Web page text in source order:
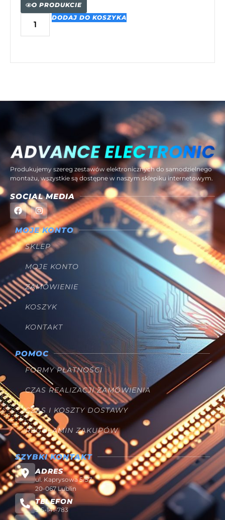
O PRODUKCIE
DODAJ DO KOSZYKA
Produkujemy szereg zestawów elektronicznych do samodzielnego
montażu, wszystkie są dostępne w naszym sklepiku internetowym.
SOCIAL MEDIA
MOJE KONTO
SKLEP
MOJE KONTO
ZAMÓWIENIE
KOSZYK
KONTAKT
POMOC
FORMY PŁATNOŚCI
CZAS REALIZACJI ZAMÓWIENIA
CZAS I KOSZTY DOSTAWY
REGULAMIN ZAKUPÓW
SZYBKI KONTAKT
ADRES
ul. Kaprysowa 5/57
20-067 Lublin
TELEFON
515-141-783